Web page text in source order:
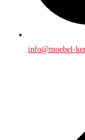
info@moebel-